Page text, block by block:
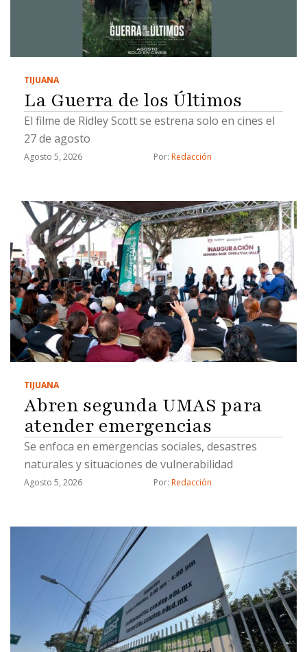
TIJUANA
La Guerra de los Últimos
El filme de Ridley Scott se estrena solo en cines el
27 de agosto
Agosto 5, 2026 Por: Redacción
TIJUANA
Abren segunda UMAS para
atender emergencias
Se enfoca en emergencias sociales, desastres
naturales y situaciones de vulnerabilidad
Agosto 5, 2026 Por: Redacción